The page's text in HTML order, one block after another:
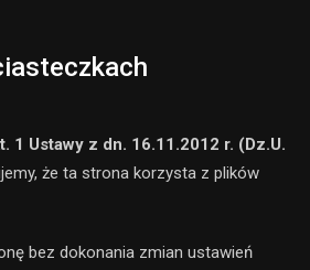
1 Ustawy z dn. 16.11.2012 r. (Dz.U.
że ta strona korzysta z plików
bez dokonania zmian ustawień